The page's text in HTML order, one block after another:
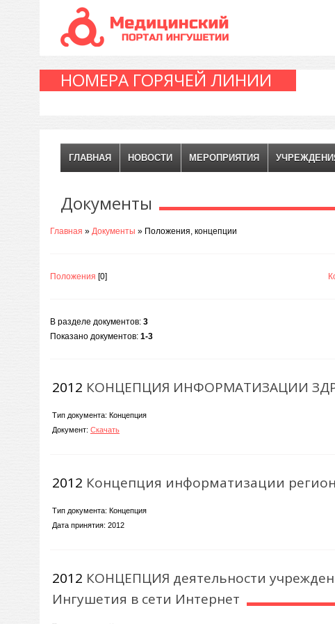
НОМЕРА ГОРЯЧЕЙ ЛИНИИ
ГЛАВНАЯ НОВОСТИ МЕРОПРИЯТИЯ
Документы
Главная » Документы » Положения, концепции
Положения [0]
В разделе документов: 3
Показано документов: 1-3
2012 КОНЦЕПЦИЯ ИНФОРМАТИЗАЦИИ
Тип документа: Концепция
Документ: Скачать
2012 Концепция информатизации
Тип документа: Концепция
Дата принятия: 2012
2012 КОНЦЕПЦИЯ деятельности
Ингушетия в сети Интернет